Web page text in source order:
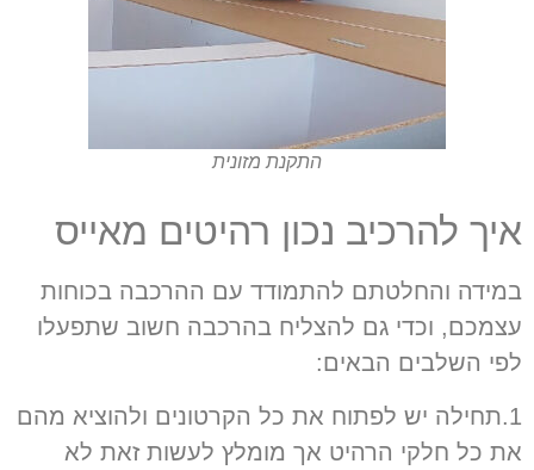
התקנת מזונית
איך להרכיב נכון רהיטים מאייס
במידה והחלטתם להתמודד עם ההרכבה בכוחות
עצמכם, וכדי גם להצליח בהרכבה חשוב שתפעלו
לפי השלבים הבאים:
1.תחילה יש לפתוח את כל הקרטונים ולהוציא מהם
את כל חלקי הרהיט אך מומלץ לעשות זאת לא